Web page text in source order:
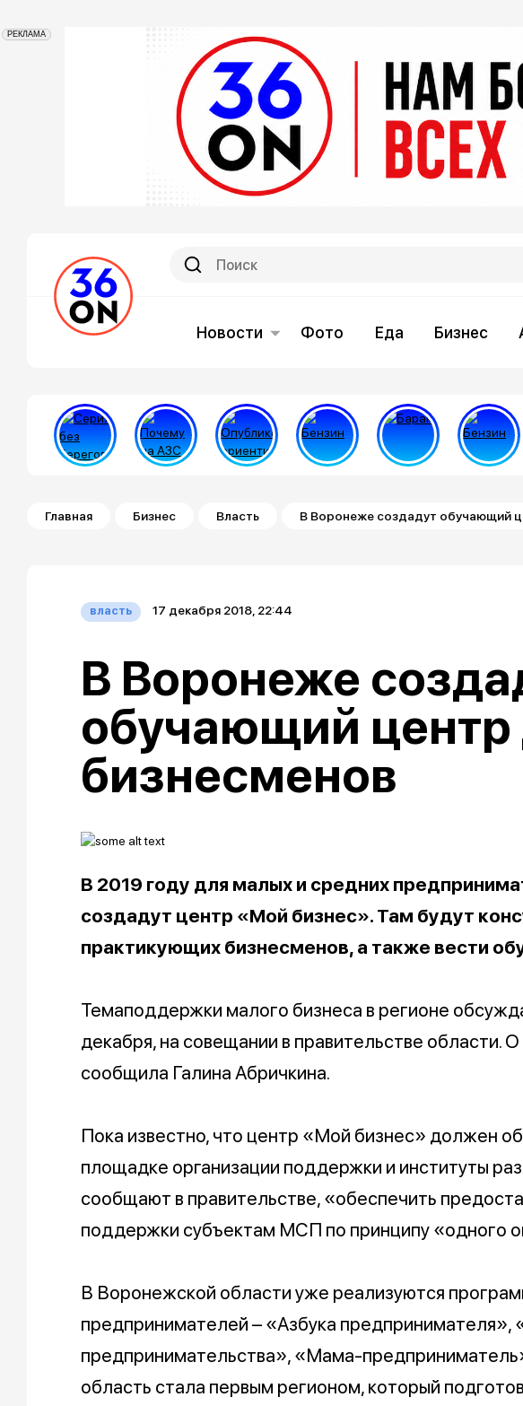
РЕКЛАМА
Новости Фото Еда Бизнес
Строка навигации
Главная Бизнес Власть В Воронеже создадут обучающий
власть 17 декабря 2018, 22:44
В Воронеже
обучающий центр
бизнесменов
В 2019 году для малых и средних
создадут центр «Мой бизнес». Там будут
практикующих бизнесменов, а также вести
Темаподдержки малого бизнеса в регионе
декабря, на совещании в правительстве области.
сообщила Галина Абричкина.
Пока известно, что центр «Мой бизнес» должен
площадке организации поддержки и институты
сообщают в правительстве, «обеспечить
поддержки субъектам МСП по принципу «одного
В Воронежской области уже реализуются
предпринимателей – «Азбука предпринимателя»,
предпринимательства», «Мама-
область стала первым регионом, который